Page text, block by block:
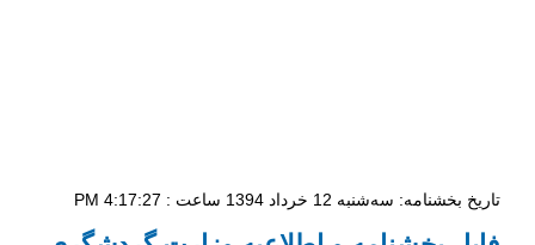
تاریخ بخشنامه: سه‌شنبه 12 خرداد 1394 ساعت : 4:17:27 PM